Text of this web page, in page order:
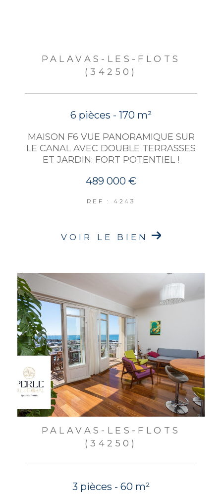
PALAVAS-LES-FLOTS
(34250)
6 pièces - 170 m²
MAISON F6 VUE PANORAMIQUE SUR
LE CANAL AVEC DOUBLE TERRASSES
ET JARDIN: FORT POTENTIEL !
489 000 €
REF : 4243
VOIR LE BIEN
PALAVAS-LES-FLOTS
(34250)
3 pièces - 60 m²